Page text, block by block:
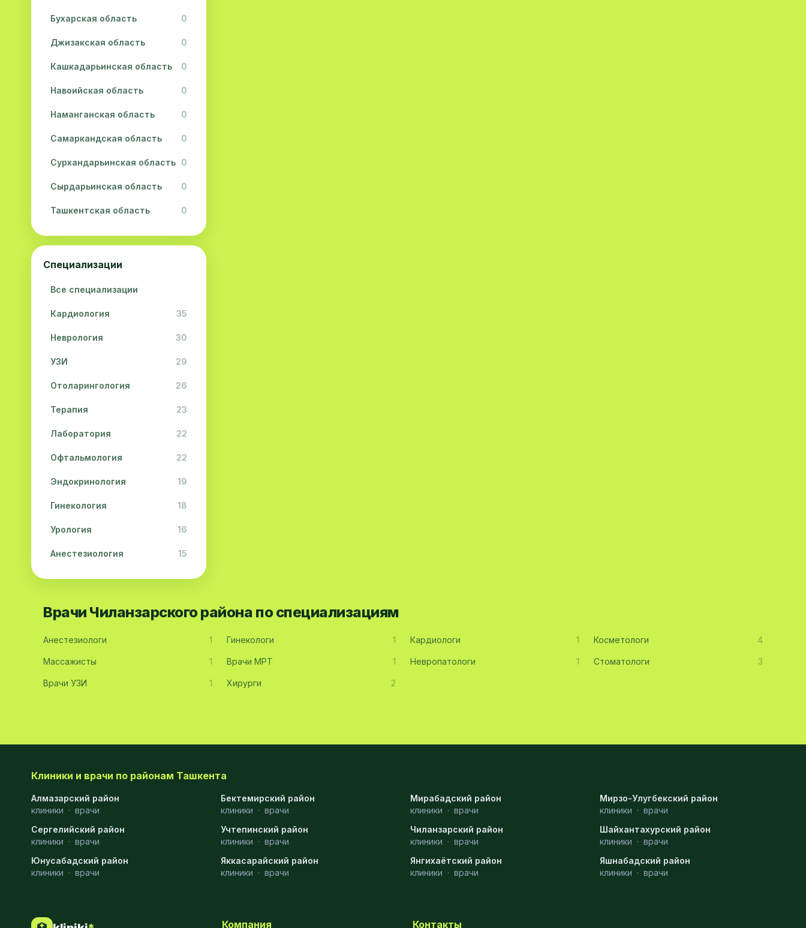
Бухарская область 0
Джизакская область 0
Кашкадарьинская область 0
Навоийская область 0
Наманганская область 0
Самаркандская область 0
Сурхандарьинская область 0
Сырдарьинская область 0
Ташкентская область 0
Ферганская область 0
Специализации
Все специализации
Кардиология 35
Неврология 30
УЗИ 29
Отоларингология 26
Терапия 23
Лаборатория 22
Офтальмология 22
Эндокринология 19
Гинекология 18
Урология 16
Анестезиология 15
Дерматология 15
Стоматология 9
Физиотерапия
Ортопедия
Пластическая хирургия
Врачи Чиланзарского района по специализациям
Анестезиологи 1 Гинекологи 1 Кардиологи 1 Косметологи 4
Массажисты 1 Врачи МРТ 1 Невропатологи 1 Стоматологи 3
Врачи УЗИ 1 Хирурги 2
Клиники и врачи по районам Ташкента
Алмазарский район
клиники · врачи
Бектемирский район
клиники · врачи
Мирабадский район
клиники · врачи
Мирзо-Улугбекский район
клиники · врачи
Сергелийский район
клиники · врачи
Учтепинский район
клиники · врачи
Чиланзарский район
клиники · врачи
Шайхантахурский район
клиники · врачи
Юнусабадский район
клиники · врачи
Яккасарайский район
клиники · врачи
Янгихаётский район
клиники · врачи
Яшнабадский район
клиники · врачи
Компания Контакты